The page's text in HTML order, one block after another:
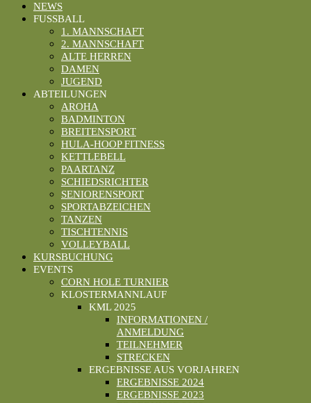
NEWS
FUSSBALL
1. MANNSCHAFT
2. MANNSCHAFT
ALTE HERREN
DAMEN
JUGEND
ABTEILUNGEN
AROHA
BADMINTON
BREITENSPORT
HULA-HOOP FITNESS
KETTLEBELL
PAARTANZ
SCHIEDSRICHTER
SENIORENSPORT
SPORTABZEICHEN
TANZEN
TISCHTENNIS
VOLLEYBALL
KURSBUCHUNG
EVENTS
CORN HOLE TURNIER
KLOSTERMANNLAUF
KML 2025
INFORMATIONEN /
ANMELDUNG
TEILNEHMER
STRECKEN
ERGEBNISSE AUS VORJAHREN
ERGEBNISSE 2024
ERGEBNISSE 2023